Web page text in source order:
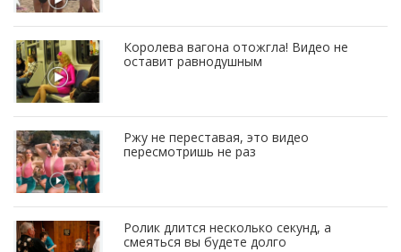
Королева вагона отожгла! Видео не
оставит равнодушным
Ржу не переставая, это видео
пересмотришь не раз
Ролик длится несколько секунд, а
смеяться вы будете долго